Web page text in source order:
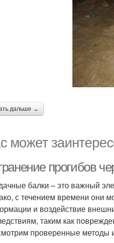
дальше →
может
прогибов
балки – это важный
с течением времени они
и воздействие
таким как
проверенные методы